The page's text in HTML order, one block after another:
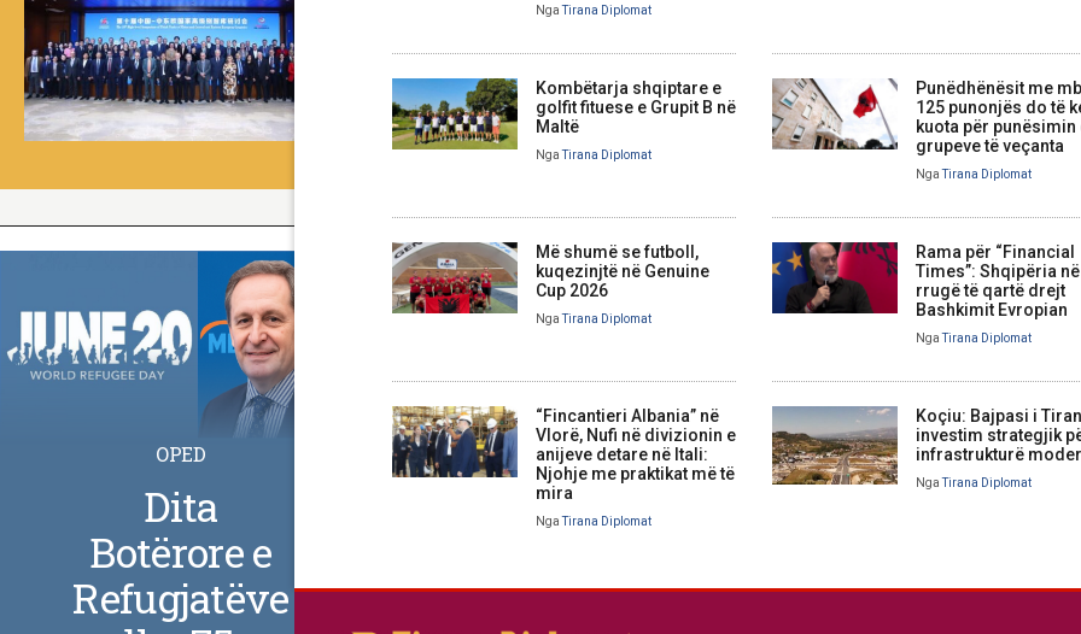
Nga Tirana Diplomat
Kombëtarja shqiptare e
golfit fituese e Grupit B në
Maltë
Nga Tirana Diplomat
Punëdhënësit me
125 punonjës do të
kuota për punësimin
grupeve të veçanta
Nga Tirana Diplomat
Më shumë se futboll,
kuqezinjtë në Genuine
Cup 2026
Nga Tirana Diplomat
Rama për “Financial
Times”: Shqipëria në
rrugë të qartë drejt
Bashkimit Evropian
Nga Tirana Diplomat
“Fincantieri Albania” në
Vlorë, Nufi në divizionin e
anijeve detare në Itali:
Njohje me praktikat më të
mira
Nga Tirana Diplomat
Koçiu: Bajpasi i
investim strategjik
infrastrukturë
Nga Tirana Diplomat
OPED
Dita
Botërore e
Refugjatëve